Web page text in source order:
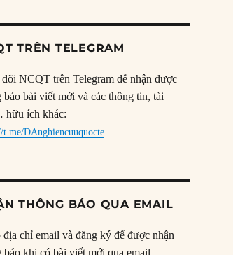
TRÊN TELEGRAM
dõi NCQT trên Telegram để nhận được
báo bài viết mới và các thông tin, tài
ích khác:
t.me/DAnghiencuuquocte
THÔNG BÁO QUA EMAIL
địa chỉ email và đăng ký để được nhận